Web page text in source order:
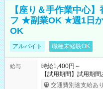
【座り＆手作業中心
フ ★副業OK ★週1日
OK
アルバイト 職種未経験OK
給与
時給1,400円～
【試用期間】試用期
給与は本採用時と同じ
交通費別途支給あり